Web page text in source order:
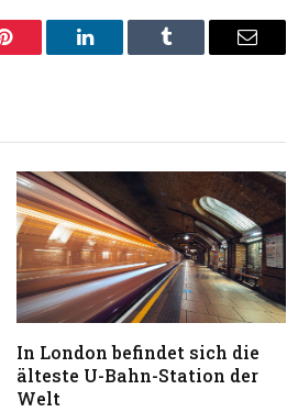
Pinterest LinkedIn Tumblr Email
In London befindet sich die
älteste U-Bahn-Station der
Welt